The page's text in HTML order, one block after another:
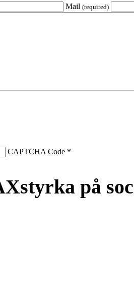
Mail (required)
CAPTCHA Code *
på